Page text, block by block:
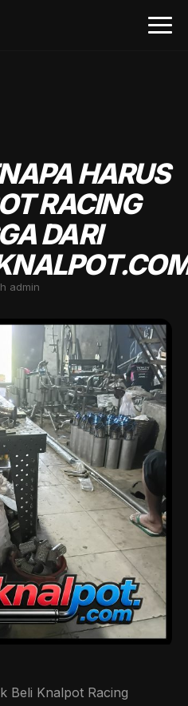
HARUS
RACING
DARI
admin
Beli Knalpot Racing